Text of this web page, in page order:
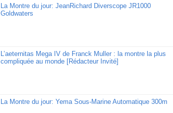
La Montre du jour: JeanRichard Diverscope JR1000
Goldwaters
L’aeternitas Mega IV de Franck Muller : la montre la plus
compliquée au monde [Rédacteur Invité]
La Montre du jour: Yema Sous-Marine Automatique 300m